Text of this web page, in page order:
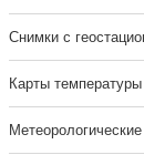
Cнимки с
Карты